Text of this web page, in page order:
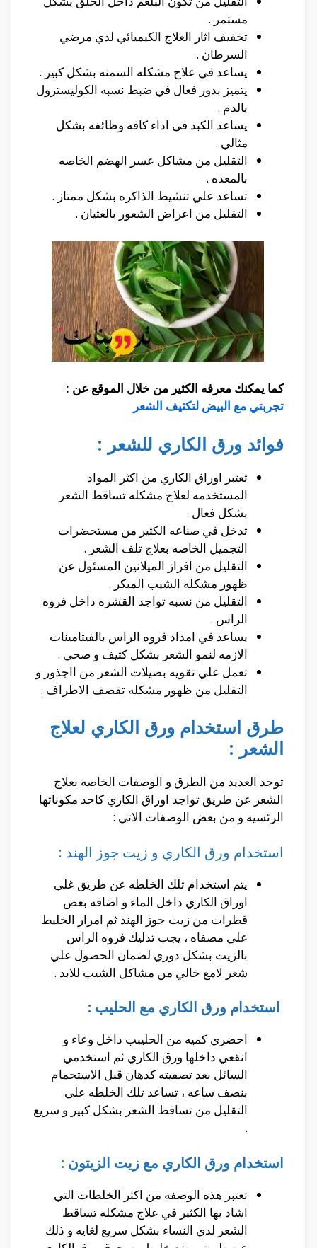
مستمر .
تخفيف اثار العلاج الكيميائي لدي مرضي
السرطان .
يساعد في علاج مشكله السمنه بشكل كبير .
يتميز بدور فعال في ضبط نسبه الكوليسترول
بالدم .
يساعد الكبد في اداء كافه وظائفه بشكل
مثالي .
التقليل من مشاكل عسر الهضم الخاصه
بالمعده .
تساعد علي تنشيط الذاكره بشكل ممتاز .
التقليل من اعراض الشعور بالغثيان .
كما يمكنك معرفه الكثير من خلال الموقع عن :
تجربتي مع البيض لتكثيف الشعر
فوائد ورق الكاري للشعر :
تعتبر اوراق الكاري من اكثر المواد
المستخدمه لعلاج مشكله تساقط الشعر
بشكل فعال .
تدخل في صناعه الكثير من مستحضرات
التجميل الخاصه بعلاج تلف الشعر .
التقليل من افراز الميلانين المسئول عن
ظهور مشكله الشيب المبكر .
التقليل من نسبه تواجد القشره داخل فروه
الراس .
يساعد في امداد فروه الراس بالفيتامينات
الازمه لنمو الشعر بشكل كثيف و صحي .
تعمل علي تقويه بصيلات الشعر من ااجذور و
التقليل من ظهور مشكله تقصف الاطراف .
طرق استخدام ورق الكاري لعلاج
الشعر :
توجد العديد من الطرق و الوصفات الخاصه بعلاج
الشعر عن طريق تواجد اوراق الكاري كاحد مكوناتها
الرئسيه و من بعض الوصفات الاتي :
استخدام ورق الكاري و زيت جوز الهند :
يتم استخدام تلك الخلطه عن طريق غلي
اوراق الكاري داخل الماء و اضافه بعض
قطرات من زيت جوز الهند ثم امرار الخليط
علي مصفاه ، يجب تدليك فروه الراس
بالزيت بشكل دوري لضمان الحصول علي
شعر لامع خالي من مشاكل الشيب للابد .
استخدام ورق الكاري مع الحليب :
احضري كميه من الحليبب داخل وعاء و
انقعي داخلها ورق الكاري ثم استخدمي
السائل بعد تصفيته كدهان قبل الاستحمام
بنصف ساعه ، تساعد تلك الخلطه علي
التقليل من تساقط الشعر بشكل كبير و سريع
.
استخدام ورق الكاري مع زيت الزيتون :
تعتبر هذه الوصفه من اكثر الخلطات التي
اشاد بها الكثير في علاج مشكله تساقط
الشعر لدي النساء بشكل سريع لغايه و ذلك